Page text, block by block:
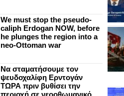
We must stop the pseudo-
caliph Erdogan NOW, before
he plunges the region into a
neo-Ottoman war
Να σταματήσουμε τον
ψευδοχαλίφη Ερντογάν
ΤΩΡΑ πριν βυθίσει την
περιοχή σε νεοοθωμανικό